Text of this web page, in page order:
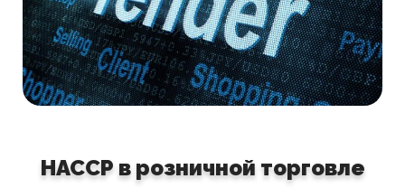
НАССР в розничной торговле